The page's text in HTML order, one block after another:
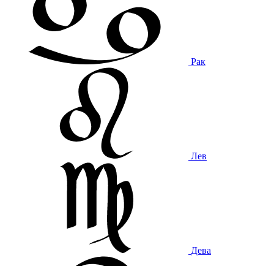
Рак
Лев
Дева